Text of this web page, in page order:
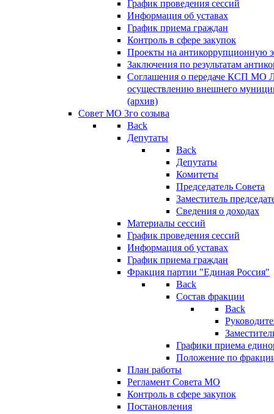
График проведения сессий
Информация об уставах
График приема граждан
Контроль в сфере закупок
Проекты на антикоррупционную
Заключения по результатам
Соглашения о передаче КСП МО
осуществлению внешнего
(архив)
Совет МО 3го созыва
Back
Депутаты
Back
Депутаты
Комитеты
Председатель Совета
Заместитель
Сведения о доходах
Материалы сессий
График проведения сессий
Информация об уставах
График приема граждан
Фракция партии "Единая Россия"
Back
Состав фракции
Back
Графики приема
Положение по
План работы
Регламент Совета МО
Контроль в сфере закупок
Постановления